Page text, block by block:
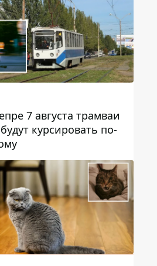
7 августа трамваи
курсировать по-